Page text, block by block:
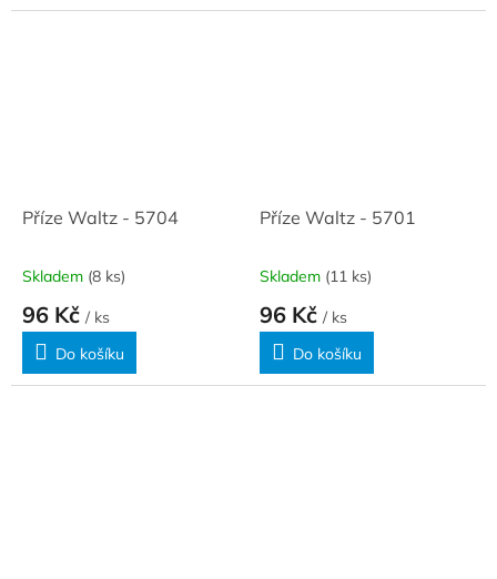
Příze Waltz - 5704
Skladem (8 ks)
96 Kč / ks
Do košíku
Příze Waltz - 5701
Skladem (11 ks)
96 Kč / ks
Do košíku